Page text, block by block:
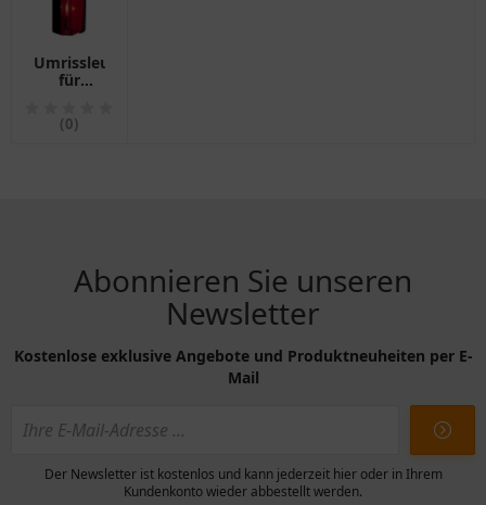
Umrissleuchte
für
1024504
(0)
Abonnieren Sie unseren
Newsletter
Kostenlose exklusive Angebote und Produktneuheiten per E-
Mail
Der Newsletter ist kostenlos und kann jederzeit hier oder in Ihrem
Kundenkonto wieder abbestellt werden.